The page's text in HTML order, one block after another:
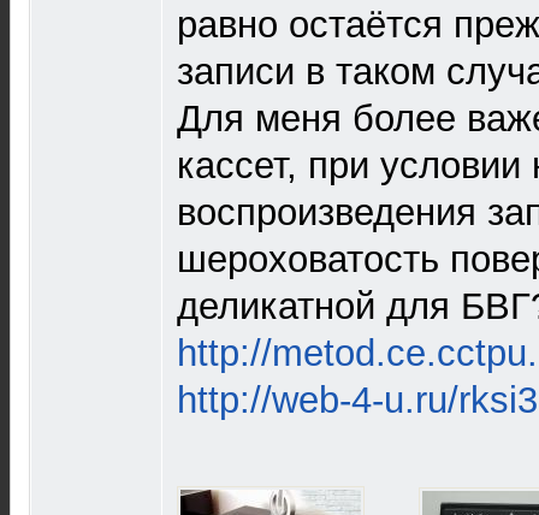
равно остаётся
записи в таком
Для меня более
кассет, при условии
воспроизведения
шероховатость
деликатной для
http://
http://web-4-u.ru/